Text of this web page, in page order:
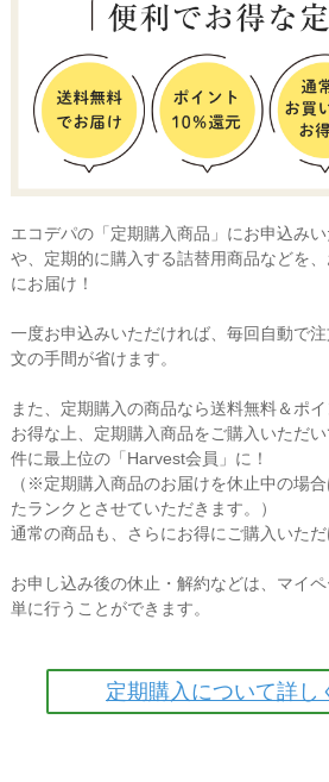
エコデパの「定期購入商品」にお申込み
や、定期的に購入する詰替用商品などを
にお届け！
一度お申込みいただければ、毎回自動で
文の手間が省けます。
また、定期購入の商品なら送料無料＆ポ
お得な上、定期購入商品をご購入いただ
件に最上位の「Harvest会員」に！
（※定期購入商品のお届けを休止中の場
たランクとさせていただきます。）
通常の商品も、さらにお得にご購入いただ
お申し込み後の休止・解約などは、マイ
単に行うことができます。
定期購入について詳し